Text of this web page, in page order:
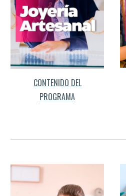
CONTENIDO DEL
PROGRAMA